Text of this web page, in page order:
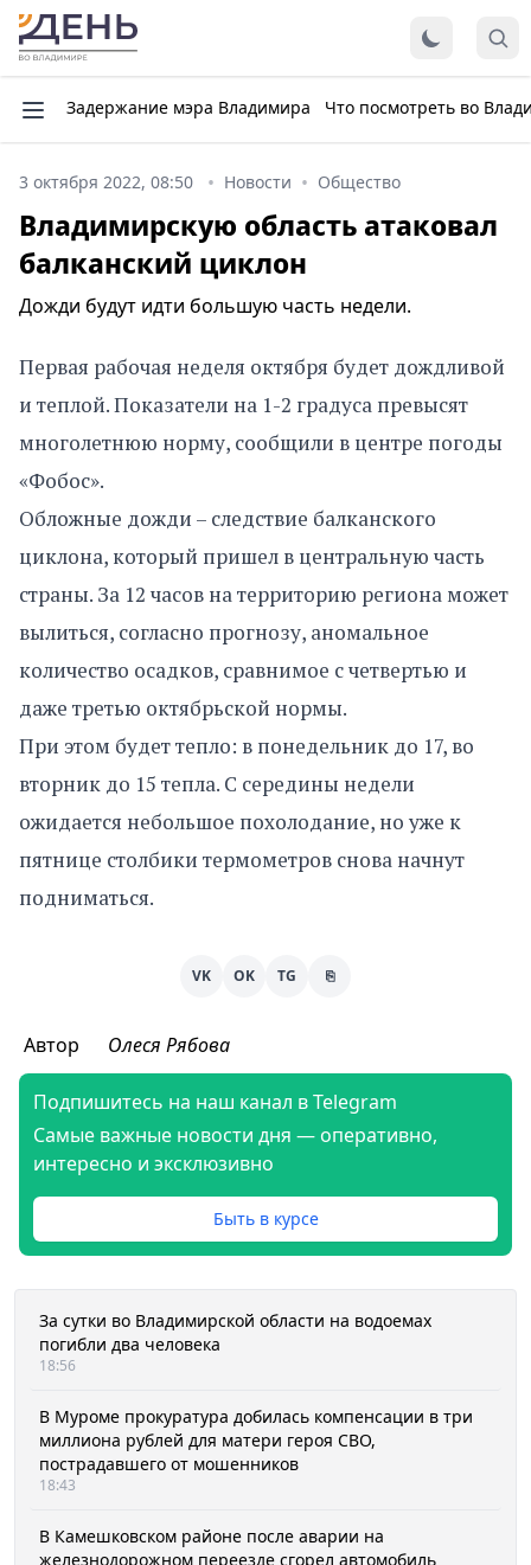
Задержание мэра Владимира Что посмотреть во
3 октября 2022, 08:50 Новости Общество
Владимирскую область атаковал
балканский циклон
Дожди будут идти большую часть недели.
Первая рабочая неделя октября будет дождливой
и теплой. Показатели на 1-2 градуса превысят
многолетнюю норму, сообщили в центре погоды
«Фобос».
Обложные дожди – следствие балканского
циклона, который пришел в центральную часть
страны. За 12 часов на территорию региона может
вылиться, согласно прогнозу, аномальное
количество осадков, сравнимое с четвертью и
даже третью октябрьской нормы.
При этом будет тепло: в понедельник до 17, во
вторник до 15 тепла. С середины недели
ожидается небольшое похолодание, но уже к
пятнице столбики термометров снова начнут
подниматься.
VK OK TG ⎘
Автор Олеся Рябова
Подпишитесь на наш канал в Telegram
Самые важные новости дня — оперативно,
интересно и эксклюзивно
Быть в курсе
За сутки во Владимирской области на водоемах
погибли два человека
18:56
В Муроме прокуратура добилась компенсации в три
миллиона рублей для матери героя СВО,
пострадавшего от мошенников
18:43
В Камешковском районе после аварии на
железнодорожном переезде сгорел автомобиль